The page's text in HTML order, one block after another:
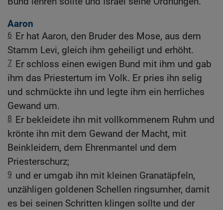
Aaron
6 Er hat Aaron, den Bruder des Mose, aus dem
Stamm Levi, gleich ihm geheiligt und erhöht.
7 Er schloss einen ewigen Bund mit ihm und gab
ihm das Priestertum im Volk. Er pries ihn selig
und schmückte ihn und legte ihm ein herrliches
Gewand um.
8 Er bekleidete ihn mit vollkommenem Ruhm und
krönte ihn mit dem Gewand der Macht, mit
Beinkleidern, dem Ehrenmantel und dem
Priesterschurz;
9 und er umgab ihn mit kleinen Granatäpfeln,
unzähligen goldenen Schellen ringsumher, damit
es bei seinen Schritten klingen sollte und der